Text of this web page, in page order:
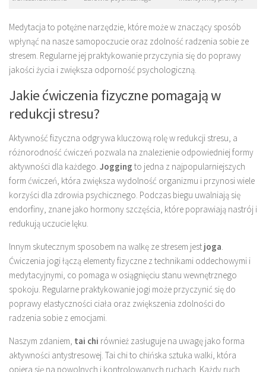
Medytacja to potężne narzędzie, które może w znaczący sposób
wpłynąć na nasze samopoczucie oraz zdolność radzenia sobie ze
stresem. Regularne jej praktykowanie przyczynia się do poprawy
jakości życia i zwiększa odporność psychologiczną.
Jakie ćwiczenia fizyczne pomagają w
redukcji stresu?
Aktywność fizyczna odgrywa kluczową rolę w redukcji stresu, a
różnorodność ćwiczeń pozwala na znalezienie odpowiedniej formy
aktywności dla każdego. Jogging to jedna z najpopularniejszych
form ćwiczeń, która zwiększa wydolność organizmu i przynosi wiele
korzyści dla zdrowia psychicznego. Podczas biegu uwalniają się
endorfiny, znane jako hormony szczęścia, które poprawiają nastrój i
redukują uczucie lęku.
Innym skutecznym sposobem na walkę ze stresem jest joga.
Ćwiczenia jogi łączą elementy fizyczne z technikami oddechowymi i
medytacyjnymi, co pomaga w osiągnięciu stanu wewnętrznego
spokoju. Regularne praktykowanie jogi może przyczynić się do
poprawy elastyczności ciała oraz zwiększenia zdolności do
radzenia sobie z emocjami.
Naszym zdaniem, tai chi również zasługuje na uwagę jako forma
aktywności antystresowej. Tai chi to chińska sztuka walki, która
opiera się na powolnych i kontrolowanych ruchach. Każdy ruch